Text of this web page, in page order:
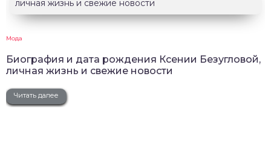
Мода
Биография и дата рождения Ксении Безугловой,
личная жизнь и свежие новости
Читать далее